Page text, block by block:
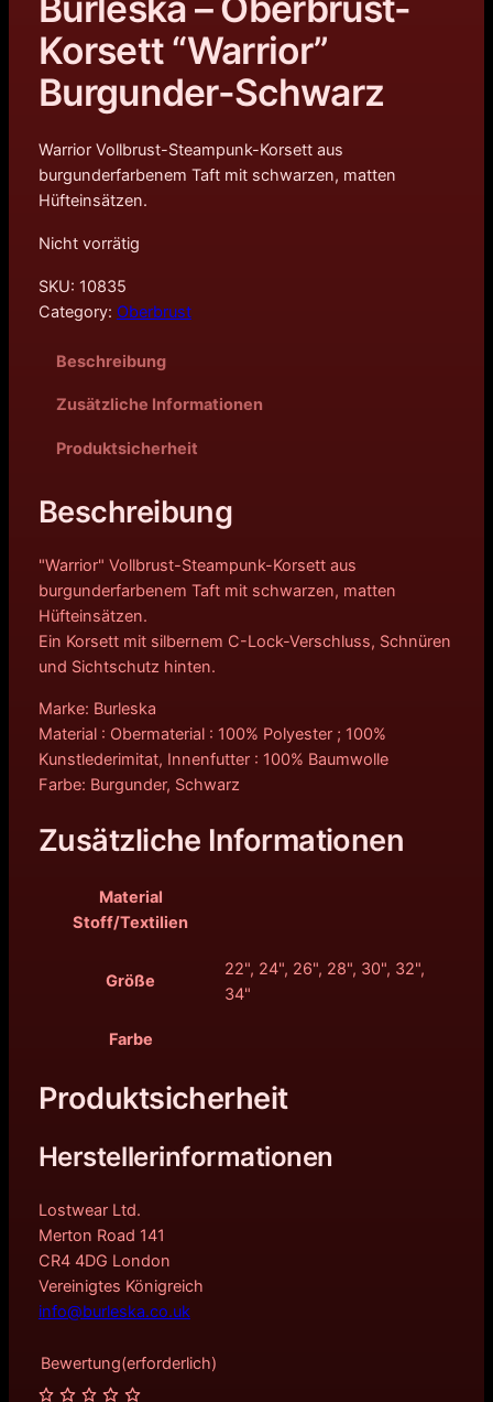
Korsett “Warrior”
Burgunder-Schwarz
Warrior Vollbrust-Steampunk-Korsett aus
burgunderfarbenem Taft mit schwarzen, matten
Hüfteinsätzen.
Nicht vorrätig
SKU: 10835
Category: Oberbrust
Beschreibung
Zusätzliche Informationen
Produktsicherheit
Beschreibung
"Warrior" Vollbrust-Steampunk-Korsett aus
burgunderfarbenem Taft mit schwarzen, matten
Hüfteinsätzen.
Ein Korsett mit silbernem C-Lock-Verschluss, Schnüren
und Sichtschutz hinten.
Marke: Burleska
Material : Obermaterial : 100% Polyester ; 100%
Kunstlederimitat, Innenfutter : 100% Baumwolle
Farbe: Burgunder, Schwarz
Zusätzliche Informationen
Material
Stoff/Textilien
Größe
22", 24", 26", 28", 30", 32",
34"
Farbe
Produktsicherheit
Herstellerinformationen
Lostwear Ltd.
Merton Road 141
CR4 4DG London
Vereinigtes Königreich
info@burleska.co.uk
Bewertung(erforderlich)